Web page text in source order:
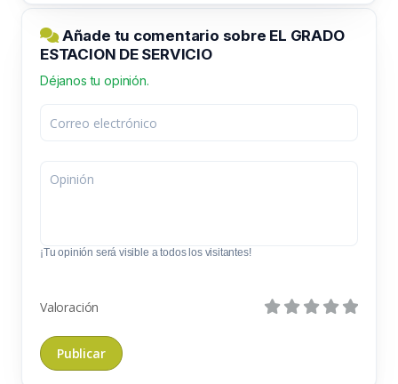
Añade tu comentario sobre EL GRADO
ESTACION DE SERVICIO
Déjanos tu opinión.
¡Tu opinión será visible a todos los visitantes!
Valoración